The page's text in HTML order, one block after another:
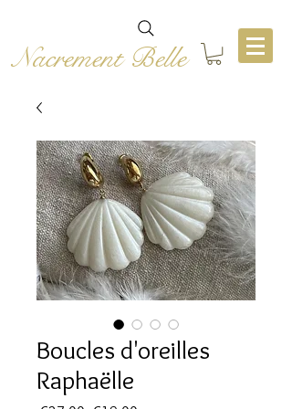
Nacrement Belle
Boucles d'oreilles
Raphaëlle